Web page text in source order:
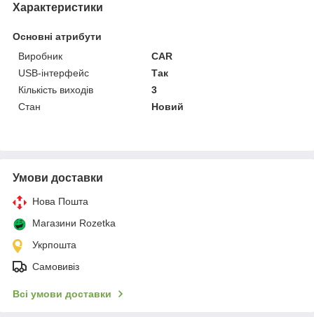
Характеристики
Основні атрибути
Виробник
CAR
USB-інтерфейс
Так
Кількість виходів
3
Стан
Новий
Умови доставки
Нова Пошта
Магазини Rozetka
Укрпошта
Самовивіз
Всі умови доставки